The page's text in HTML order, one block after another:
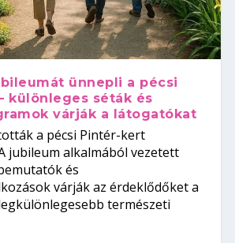
ünnepli a pécsi
különleges séták és
várják a látogatókat
a pécsi Pintér-kert
jubileum alkalmából vezetett
és
várják az érdeklődőket a
természeti